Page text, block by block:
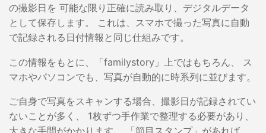
の撮影日を 可能な限り正確に読み取り、デジタルデータ
として保存します。
これは、スマホで撮った写真に自動
で記録される日付情報と同じ仕組みです。
この情報をもとに、「familystory」上ではもちろん、
ス
マホやパソコンでも、写真が自動的に時系列に並びます。
ご自身で写真をスキャンする場合、撮影日が記録されてい
ないことが多く、
1枚ずつ手作業で整理する必要があり、
大きな手間がかかります。
「節目スタンプ」があれば、